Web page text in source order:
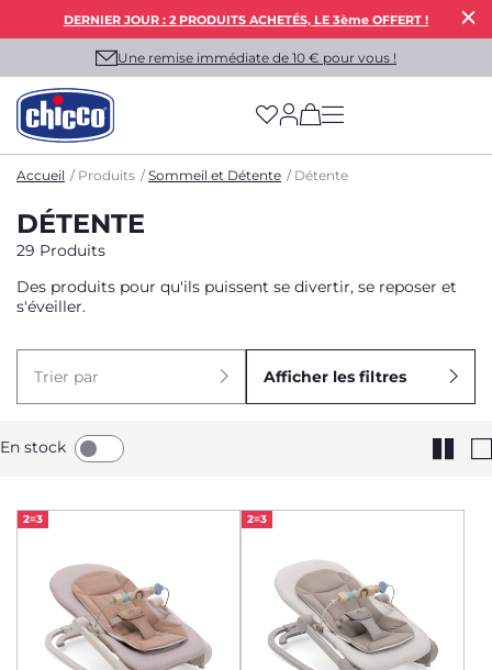
DERNIER JOUR : 2 PRODUITS ACHETÉS, LE 3ème OFFERT !
Une remise immédiate de 10 € pour vous !
(has more options
Accueil Produits Sommeil et Détente Détente
DÉTENTE
29 Produits
Des produits pour qu'ils puissent se divertir, se reposer et
s'éveiller.
Trier par Afficher les filtres
En stock
2=3 2=3